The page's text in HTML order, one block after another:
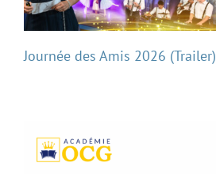
Journée des Amis 2026 (Trailer)